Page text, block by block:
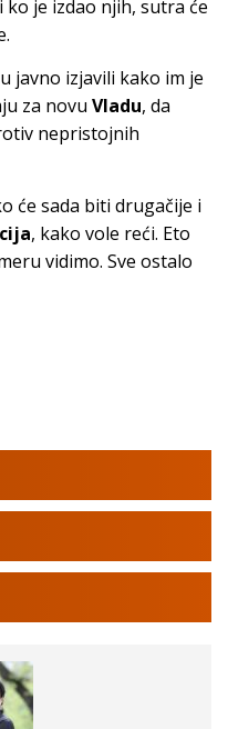
i ko je izdao njih, sutra će
javno izjavili kako im je
za novu Vladu, da
nepristojnih
će sada biti drugačije i
, kako vole reći. Eto
vidimo. Sve ostalo